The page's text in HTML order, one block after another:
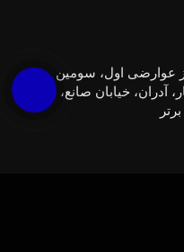
از عوارضی اول، سومین
خیابان صانع،